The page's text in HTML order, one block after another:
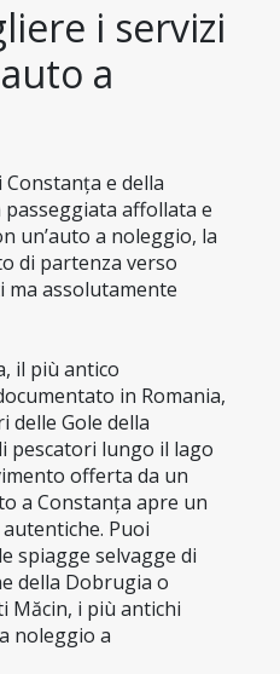
i servizi
a
Constanța e della
affollata e
un’auto a noleggio, la
di partenza verso
ma assolutamente
il più antico
in Romania,
delle Gole della
pescatori lungo il lago
offerta da un
a Constanța apre un
Puoi
spiagge selvagge di
della Dobrugia o
Măcin, i più antichi
noleggio a